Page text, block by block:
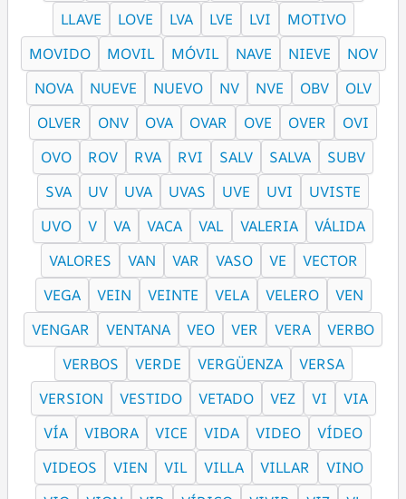
LLAVE
LOVE LVA LVE LVI
MOTIVO
MOVIDO
MOVIL MÓVIL NAVE NIEVE
NOV
NOVA
NUEVE NUEVO NV NVE OBV
OLV
OLVER
ONV OVA OVAR OVE OVER
OVI
OVO
ROV RVA RVI SALV SALVA
SUBV
SVA
UV UVA UVAS UVE UVI
UVISTE
UVO
V VA VACA VAL VALERIA
VÁLIDA
VALORES
VAN VAR VASO VE
VECTOR
VEGA
VEIN VEINTE VELA VELERO
VEN
VENGAR
VENTANA VEO VER VERA
VERBO
VERBOS
VERDE VERGÜENZA
VERSA
VERSION
VESTIDO VETADO VEZ VI
VIA
VÍA
VIBORA VICE VIDA VIDEO
VÍDEO
VIDEOS
VIEN VIL VILLA VILLAR
VINO